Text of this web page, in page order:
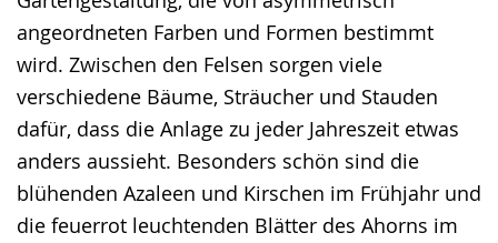
angeordneten Farben und Formen bestimmt
wird. Zwischen den Felsen sorgen viele
verschiedene Bäume, Sträucher und Stauden
dafür, dass die Anlage zu jeder Jahreszeit etwas
anders aussieht. Besonders schön sind die
blühenden Azaleen und Kirschen im Frühjahr und
die feuerrot leuchtenden Blätter des Ahorns im